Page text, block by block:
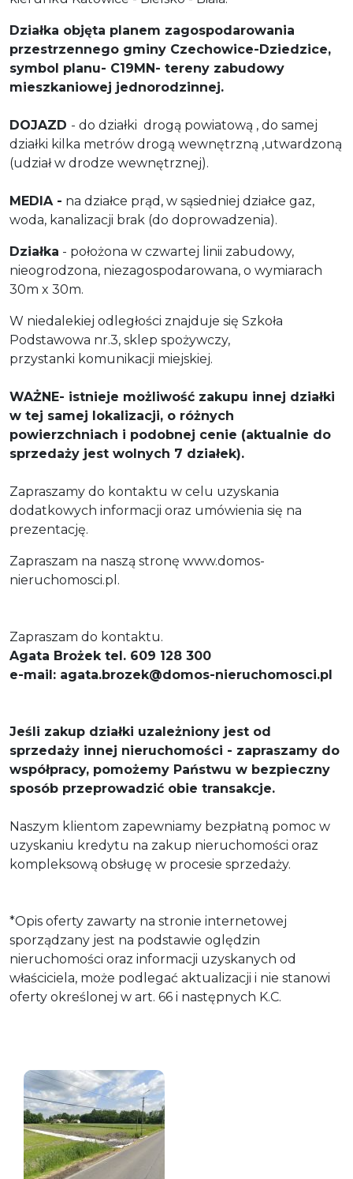
Działka objęta planem zagospodarowania
przestrzennego gminy Czechowice-Dziedzice,
symbol planu- C19MN- tereny zabudowy
mieszkaniowej jednorodzinnej.
DOJAZD - do działki drogą powiatową , do samej
działki kilka metrów drogą wewnętrzną ,utwardzoną
(udział w drodze wewnętrznej).
MEDIA - na działce prąd, w sąsiedniej działce gaz,
woda, kanalizacji brak (do doprowadzenia).
Działka - położona w czwartej linii zabudowy,
nieogrodzona, niezagospodarowana, o wymiarach
30m x 30m.
W niedalekiej odległości znajduje się Szkoła
Podstawowa nr.3, sklep spożywczy,
przystanki komunikacji miejskiej.
WAŻNE- istnieje możliwość zakupu innej działki
w tej samej lokalizacji, o różnych
powierzchniach i podobnej cenie (aktualnie do
sprzedaży jest wolnych 7 działek).
Zapraszamy do kontaktu w celu uzyskania
dodatkowych informacji oraz umówienia się na
prezentację.
Zapraszam na naszą stronę www.domos-
nieruchomosci.pl.
Zapraszam do kontaktu.
Agata Brożek tel. 609 128 300
e-mail: agata.brozek@domos-nieruchomosci.pl
Jeśli zakup działki uzależniony jest od
sprzedaży innej nieruchomości - zapraszamy do
współpracy, pomożemy Państwu w bezpieczny
sposób przeprowadzić obie transakcje.
Naszym klientom zapewniamy bezpłatną pomoc w
uzyskaniu kredytu na zakup nieruchomości oraz
kompleksową obsługę w procesie sprzedaży.
*Opis oferty zawarty na stronie internetowej
sporządzany jest na podstawie oględzin
nieruchomości oraz informacji uzyskanych od
właściciela, może podlegać aktualizacji i nie stanowi
oferty określonej w art. 66 i następnych K.C.